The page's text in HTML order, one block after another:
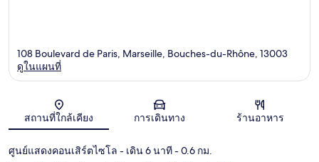
แผนที่
108 Boulevard de Paris, Marseille, Bouches-du-Rhône, 13003
ดูในแผนที่
สถานที่ใกล้เคียง การเดินทาง ร้านอาหาร
ศูนย์แสดงคอนเสิร์ตไซโล - เดิน 6 นาที- 0.6 กม.